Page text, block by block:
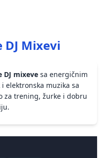
DJ Mixevi
DJ mixevesa energičnim
elektronska muzika sa
za trening, žurke i dobru